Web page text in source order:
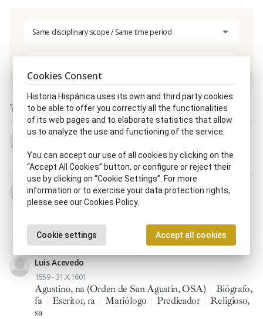
Same disciplinary scope / Same time period
Yehudá Abravanel
1460 - 1525 - 1530
Escritor, ra|Filósofo, fa| Médico, ca |Poeta, tisa
Juan Acevedo
m. s. XVI - 1624
Menores, OFM)| Fundador, ra de monasterios|
Militar |Misionero, ra
Luis Acevedo
1559 - 31.X.1601
Agustino, na (Orden de San Agustín, OSA)
Biógrafo,
fa
Escritor, ra Mariólogo Predicador
Religioso,
sa
Cookies Consent
Historia Hispánica uses its own and third party cookies
to be able to offer you correctly all the functionalities
of its web pages and to elaborate statistics that allow
us to analyze the use and functioning of the service.
You can accept our use of all cookies by clicking on the
“Accept All Cookies” button, or configure or reject their
use by clicking on “Cookie Settings”. For more
information or to exercise your data protection rights,
please see our Cookies Policy.
Cookie settings Accept all cookies